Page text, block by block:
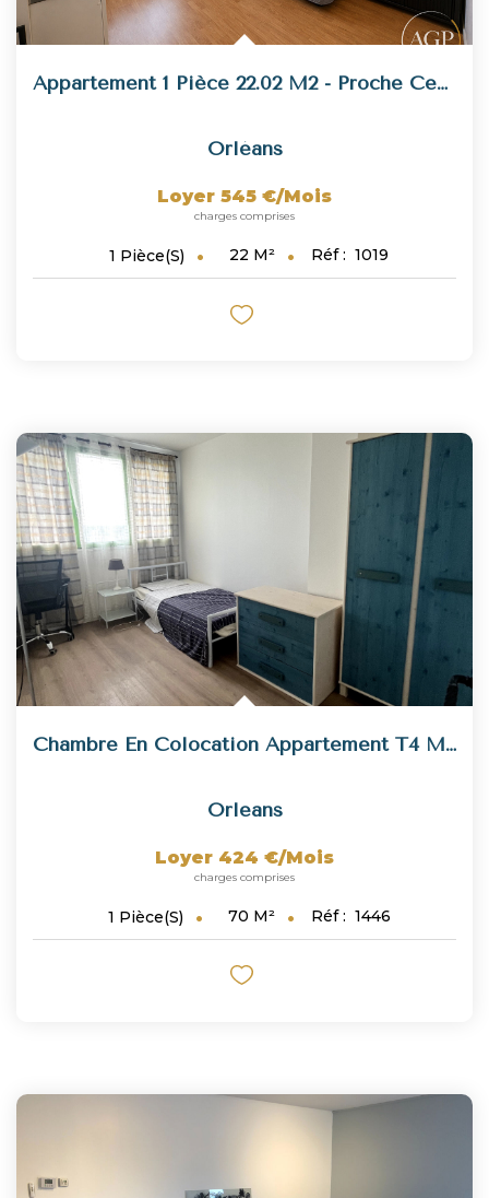
Appartement 1 Pièce 22.02 M2 - Proche Centre Ville
Orléans
Loyer 545 €/mois
charges comprises
1 Pièce(s) 22 M² Réf : 1019
Chambre En Colocation Appartement T4 Meublé - Orléans Sud
Orleans
Loyer 424 €/mois
charges comprises
1 Pièce(s) 70 M² Réf : 1446